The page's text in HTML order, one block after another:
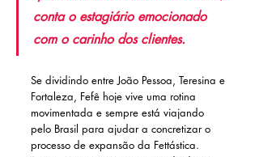
conta o estagiário emocionado
com o carinho dos clientes.
Se dividindo entre João Pessoa, Teresina e
Fortaleza, Fefê hoje vive uma rotina
movimentada e sempre está viajando
pelo Brasil para ajudar a concretizar o
processo de expansão da Fettástica.